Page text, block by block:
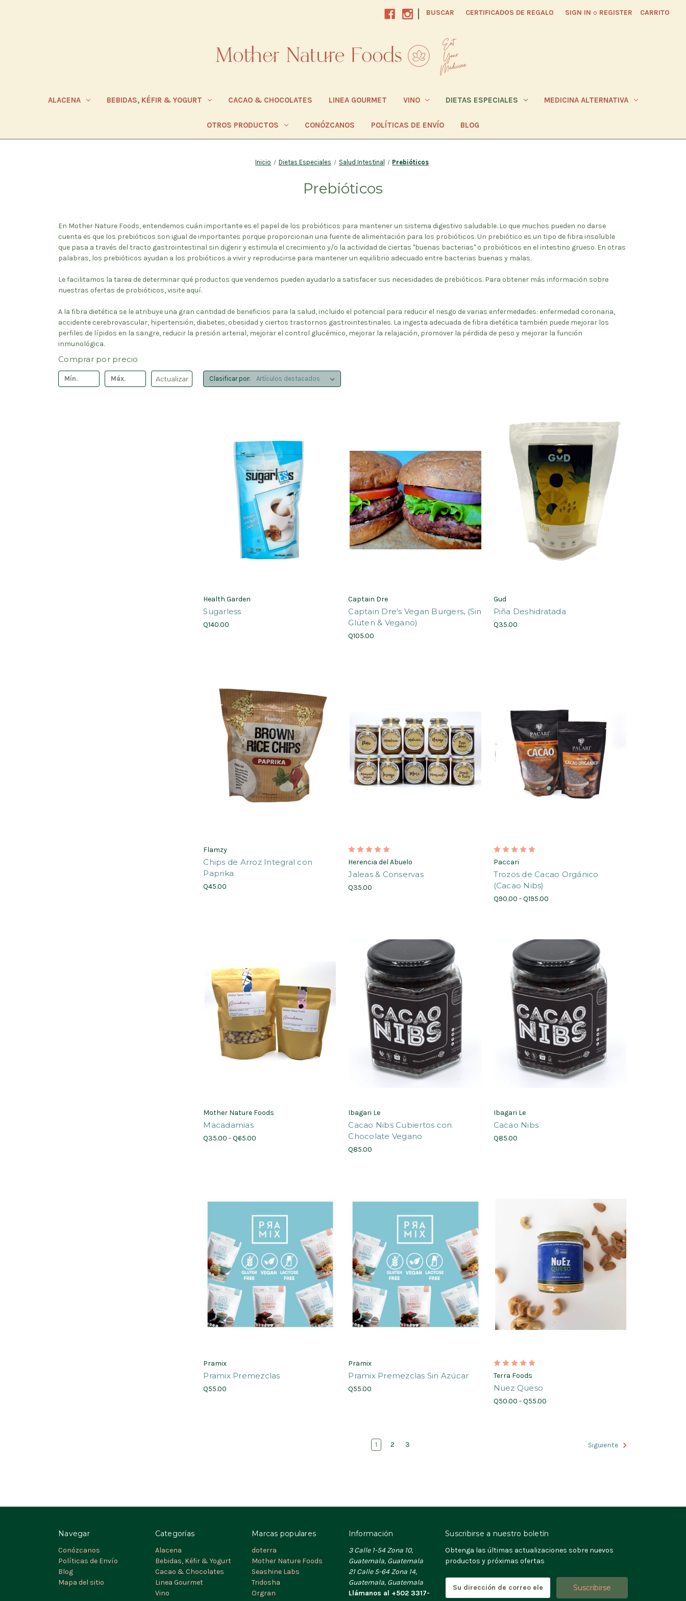
| BUSCAR CERTIFICADOS DE REGALO SIGN IN o REGISTER CARRITO
ALACENA BEBIDAS, KÉFIR & YOGURT CACAO & CHOCOLATES LINEA GOURMET VINO DIETAS ESPECIALES MEDICINA ALTERNATIVA
OTROS PRODUCTOS CONÓZCANOS POLÍTICAS DE ENVÍO BLOG
Inicio Dietas Especiales Salud Intestinal Prebióticos
Prebióticos
En Mother Nature Foods, entendemos cuán importante es el papel de los probióticos para mantener un sistema digestivo saludable. Lo que muchos pueden no darse
cuenta es que los prebióticos son igual de importantes porque proporcionan una fuente de alimentación para los probióticos. Un prebiótico es un tipo de fibra insoluble
que pasa a través del tracto gastrointestinal sin digerir y estimula el crecimiento y/o la actividad de ciertas "buenas bacterias" o probióticos en el intestino grueso. En otras
palabras, los prebióticos ayudan a los probióticos a vivir y reproducirse para mantener un equilibrio adecuado entre bacterias buenas y malas.
Le facilitamos la tarea de determinar qué productos que vendemos pueden ayudarlo a satisfacer sus necesidades de prebióticos. Para obtener más información sobre
nuestras ofertas de probióticos, visite aquí.
A la fibra dietética se le atribuye una gran cantidad de beneficios para la salud, incluido el potencial para reducir el riesgo de varias enfermedades: enfermedad coronaria,
accidente cerebrovascular, hipertensión, diabetes, obesidad y ciertos trastornos gastrointestinales. La ingesta adecuada de fibra dietética también puede mejorar los
perfiles de lípidos en la sangre, reducir la presión arterial, mejorar el control glucémico, mejorar la relajación, promover la pérdida de peso y mejorar la función
inmunológica.
Comprar por precio
Actualizar Clasificar por:
Health Garden
Sugarless
Q140.00
Captain Dre
Captain Dre's Vegan Burgers, (Sin
Gluten & Vegano)
Q105.00
Gud
Piña Deshidratada
Q35.00
Flamzy
Chips de Arroz Integral con
Paprika
Q45.00
Herencia del Abuelo
Jaleas & Conservas
Q35.00
Paccari
Trozos de Cacao Orgánico
(Cacao Nibs)
Q90.00 - Q195.00
Mother Nature Foods
Macadamias
Q35.00 - Q65.00
Ibagari Le
Cacao Nibs Cubiertos con
Chocolate Vegano
Q85.00
Ibagari Le
Cacao Nibs
Q85.00
Pramix
Pramix Premezclas
Q55.00
Pramix
Pramix Premezclas Sin Azúcar
Q55.00
Terra Foods
Nuez Queso
Q50.00 - Q55.00
1 2 3 Siguiente
Navegar
Conózcanos
Políticas de Envío
Blog
Mapa del sitio
Categorías
Alacena
Bebidas, Kéfir & Yogurt
Cacao & Chocolates
Linea Gourmet
Vino
Marcas populares
doterra
Mother Nature Foods
Seashine Labs
Tridosha
Orgran
Información
3 Calle 1-54 Zona 10,
Guatemala, Guatemala
21 Calle 5-64 Zona 14,
Guatemala, Guatemala
Llámanos al +502 3317-
Suscribirse a nuestro boletín
Obtenga las últimas actualizaciones sobre nuevos
productos y próximas ofertas